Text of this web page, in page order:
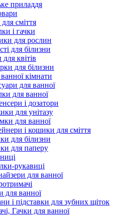
приладдя
сміття
і гачки
для рослин
для білизни
квітів
для білизни
кімнати
для ванної
для ванної
і дозатори
для унітазу
для ванної
і кошики для сміття
для білизни
для паперу
рукавиці
для ванної
для ванної
і підставки для зубних щіток
Гачки для ванної